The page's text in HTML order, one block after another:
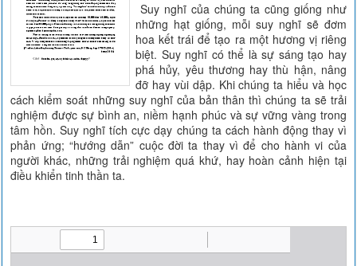
Suy nghĩ của chúng ta cũng giống như
những hạt giống, mỗi suy nghĩ sẽ đơm
hoa kết trái để tạo ra một hương vị riêng
biệt. Suy nghĩ có thể là sự sáng tạo hay
phá hủy, yêu thương hay thù hận, nâng
đỡ hay vùi dập. Khi chúng ta hiểu và học
cách kiểm soát những suy nghĩ của bản thân thì chúng ta sẽ trải
nghiệm được sự bình an, niềm hạnh phúc và sự vững vàng trong
tâm hồn. Suy nghĩ tích cực dạy chúng ta cách hành động thay vì
phản ứng; “hướng dẫn” cuộc đời ta thay vì để cho hành vi của
người khác, những trải nghiệm quá khứ, hay hoàn cảnh hiện tại
điều khiển tinh thần ta.